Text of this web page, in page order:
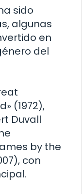
sido
algunas
en
del
(1972),
Duvall
by the
con